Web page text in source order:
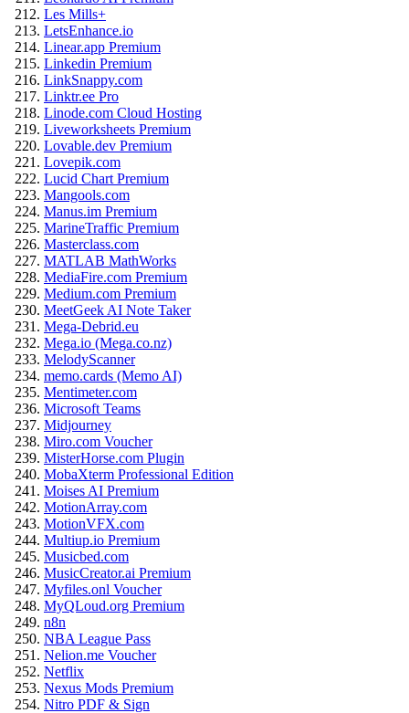
Les Mills+
LetsEnhance.io
Linear.app Premium
Linkedin Premium
LinkSnappy.com
Linktr.ee Pro
Linode.com Cloud Hosting
Liveworksheets Premium
Lovable.dev Premium
Lovepik.com
Lucid Chart Premium
Mangools.com
Manus.im Premium
MarineTraffic Premium
Masterclass.com
MATLAB MathWorks
MediaFire.com Premium
Medium.com Premium
MeetGeek AI Note Taker
Mega-Debrid.eu
Mega.io (Mega.co.nz)
MelodyScanner
memo.cards (Memo AI)
Mentimeter.com
Microsoft Teams
Midjourney
Miro.com Voucher
MisterHorse.com Plugin
MobaXterm Professional Edition
Moises AI Premium
MotionArray.com
MotionVFX.com
Multiup.io Premium
Musicbed.com
MusicCreator.ai Premium
Myfiles.onl Voucher
MyQLoud.org Premium
n8n
NBA League Pass
Nelion.me Voucher
Netflix
Nexus Mods Premium
Nitro PDF & Sign